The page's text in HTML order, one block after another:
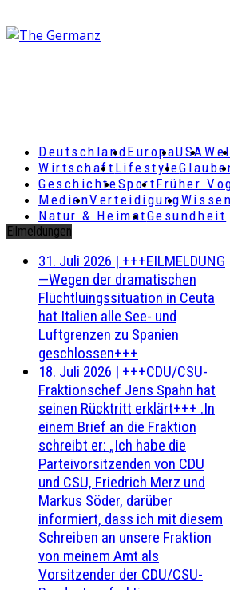
DeutschlandEuropaUSA
Wirtschaft Lifestyle
GeschichteSportFrüher
MedienVerteidigung
Natur & HeimatGesundheit
Eilmeldungen
31. Juli 2026 | +++EILMELDUNG
—Wegen der dramatischen
Flüchtluingssituation in Ceuta
hat Italien alle See- und
Luftgrenzen zu Spanien
geschlossen+++
18. Juli 2026 | +++CDU/CSU-
Fraktionschef Jens Spahn hat
seinen Rücktritt erklärt+++ .In
einem Brief an die Fraktion
schreibt er: „Ich habe die
Parteivorsitzenden von CDU
und CSU, Friedrich Merz und
Markus Söder, darüber
informiert, dass ich mit diesem
Schreiben an unsere Fraktion
von meinem Amt als
Vorsitzender der CDU/CSU-